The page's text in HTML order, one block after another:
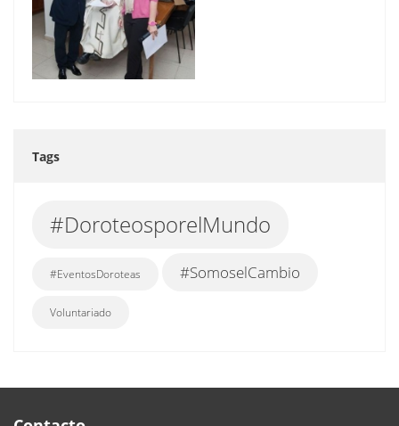
Tags
#DoroteosporelMundo
#EventosDoroteas #SomoselCambio
Voluntariado